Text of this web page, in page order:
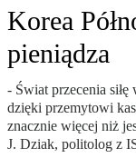
Korea
pieniądza
- Świat przecenia
dzięki przemytowi
znacznie więcej niż
J. Dziak, politolog z